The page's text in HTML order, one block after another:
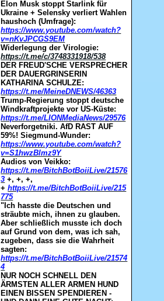
Elon Musk stoppt Starlink für
Ukraine + Selensky verliert Wahlen
haushoch (Umfrage):
https://www.youtube.com/watch?
v=nKvJPCGS9EM
Widerlegung der Virologie:
https://t.me/c/3748331918/538
DER FREUD'SCHE VERSPRECHER
DER DAUERGRINSERIN
KATHARINA SCHULZE:
https://t.me/MeineDNEWS/46363
Trump-Regierung stoppt deutsche
Windkraftprojekte vor US-Küste:
https://t.me/LIONMediaNews/29576
Neverforgetniki. AfD RAST AUF
59%! Siegmund-Wunder:
https://www.youtube.com/watch?
v=S1hwzBlmz9Y
Audios von Veikko:
https://t.me/BitchBotBoiiLive/21576
3 +, +, +,
+https://t.me/BitchBotBoiiLive/215
775
"Ich hasste die Deutschen und
sträubte mich, ihnen zu glauben.
Aber schließlich musste ich doch
auf Grund von dem, was ich sah,
zugeben, dass sie die Wahrheit
sagten:
https://t.me/BitchBotBoiiLive/21574
4
NUR NOCH SCHNELL DEN
ÄRMSTEN ALLER ARMEN HUND
EINEN BISSEN SPENDIEREN -